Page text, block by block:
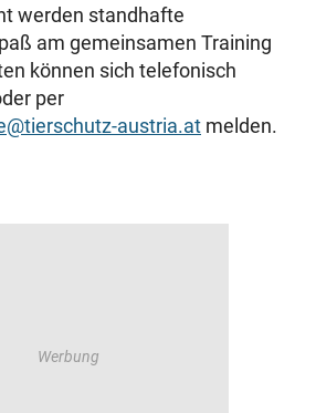
werden standhafte
am gemeinsamen Training
können sich telefonisch
per
austria.at melden.